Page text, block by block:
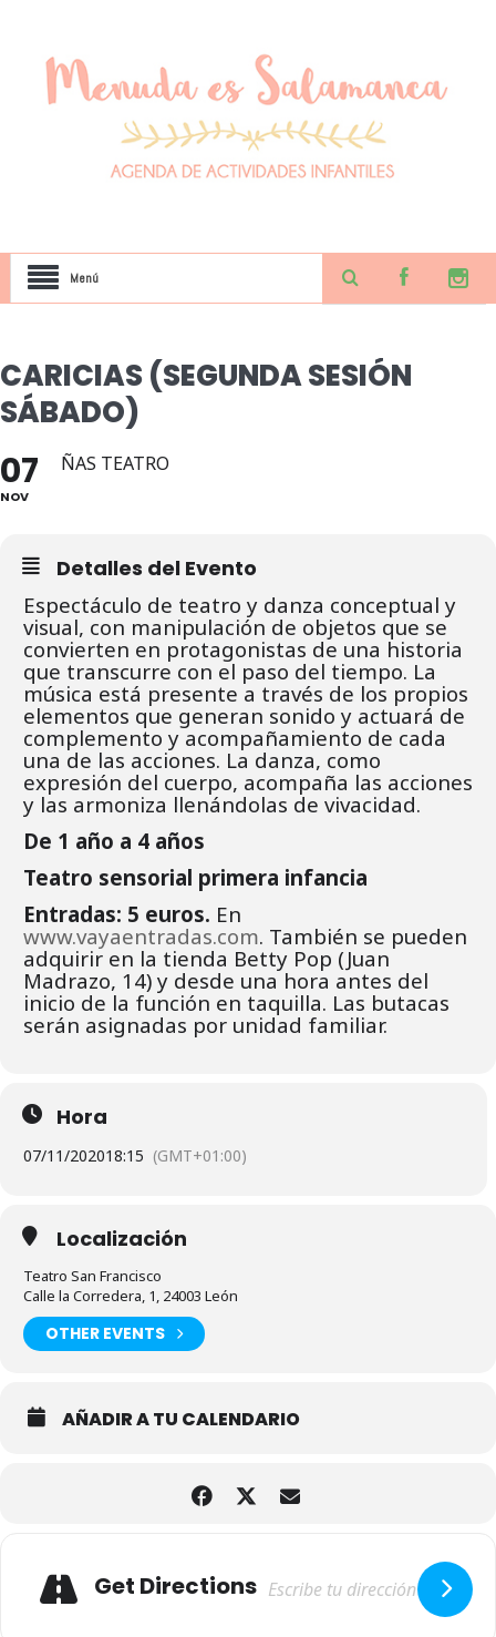
Menú
CARICIAS (SEGUNDA SESIÓN
SÁBADO)
07
NOV
ÑAS TEATRO
Detalles del Evento
Espectáculo de teatro y danza conceptual y
visual, con manipulación de objetos que se
convierten en protagonistas de una historia
que transcurre con el paso del tiempo. La
música está presente a través de los propios
elementos que generan sonido y actuará de
complemento y acompañamiento de cada
una de las acciones. La danza, como
expresión del cuerpo, acompaña las acciones
y las armoniza llenándolas de vivacidad.
De 1 año a 4 años
Teatro sensorial primera infancia
Entradas: 5 euros. En
www.vayaentradas.com. También se pueden
adquirir en la tienda Betty Pop (Juan
Madrazo, 14) y desde una hora antes del
inicio de la función en taquilla. Las butacas
serán asignadas por unidad familiar.
Hora
07/11/202018:15 (GMT+01:00)
Localización
Teatro San Francisco
Calle la Corredera, 1, 24003 León
OTHER EVENTS
AÑADIR A TU CALENDARIO
Get Directions